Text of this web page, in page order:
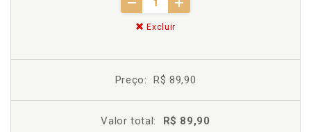
Excluir
Preço: R$ 89,90
Valor total: R$ 89,90